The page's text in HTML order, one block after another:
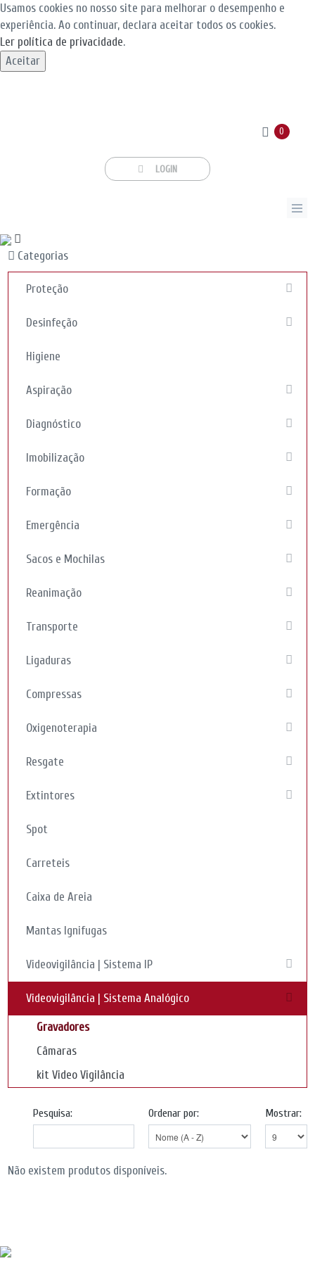
Usamos cookies no nosso site para melhorar o desempenho e
experiência. Ao continuar, declara aceitar todos os cookies.
Ler política de privacidade.
Aceitar
0
LOGIN
Categorias
Proteção
Desinfeção
Higiene
Aspiração
Diagnóstico
Imobilização
Formação
Emergência
Sacos e Mochilas
Reanimação
Transporte
Ligaduras
Compressas
Oxigenoterapia
Resgate
Extintores
Spot
Carreteis
Caixa de Areia
Mantas Ignifugas
Videovigilância | Sistema IP
Videovigilância | Sistema Analógico
Gravadores
Câmaras
kit Video Vigilância
Mostrar:
Ordenar por:
Pesquisa:
Não existem produtos disponíveis.